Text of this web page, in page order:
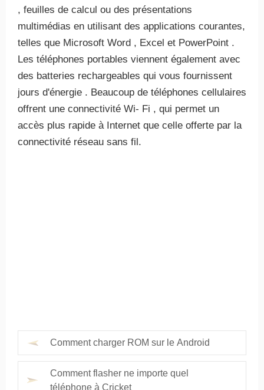
, feuilles de calcul ou des présentations
multimédias en utilisant des applications courantes,
telles que Microsoft Word , Excel et PowerPoint .
Les téléphones portables viennent également avec
des batteries rechargeables qui vous fournissent
jours d'énergie . Beaucoup de téléphones cellulaires
offrent une connectivité Wi- Fi , qui permet un
accès plus rapide à Internet que celle offerte par la
connectivité réseau sans fil.
Comment charger ROM sur le Android
Comment flasher ne importe quel
téléphone à Cricket